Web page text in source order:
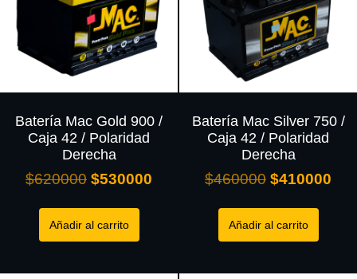
Batería Mac Gold 900 /
Caja 42 / Polaridad
Derecha
$620000 $530000
Añadir al carrito
Batería Mac Silver 750 /
Caja 42 / Polaridad
Derecha
$460000 $410000
Añadir al carrito